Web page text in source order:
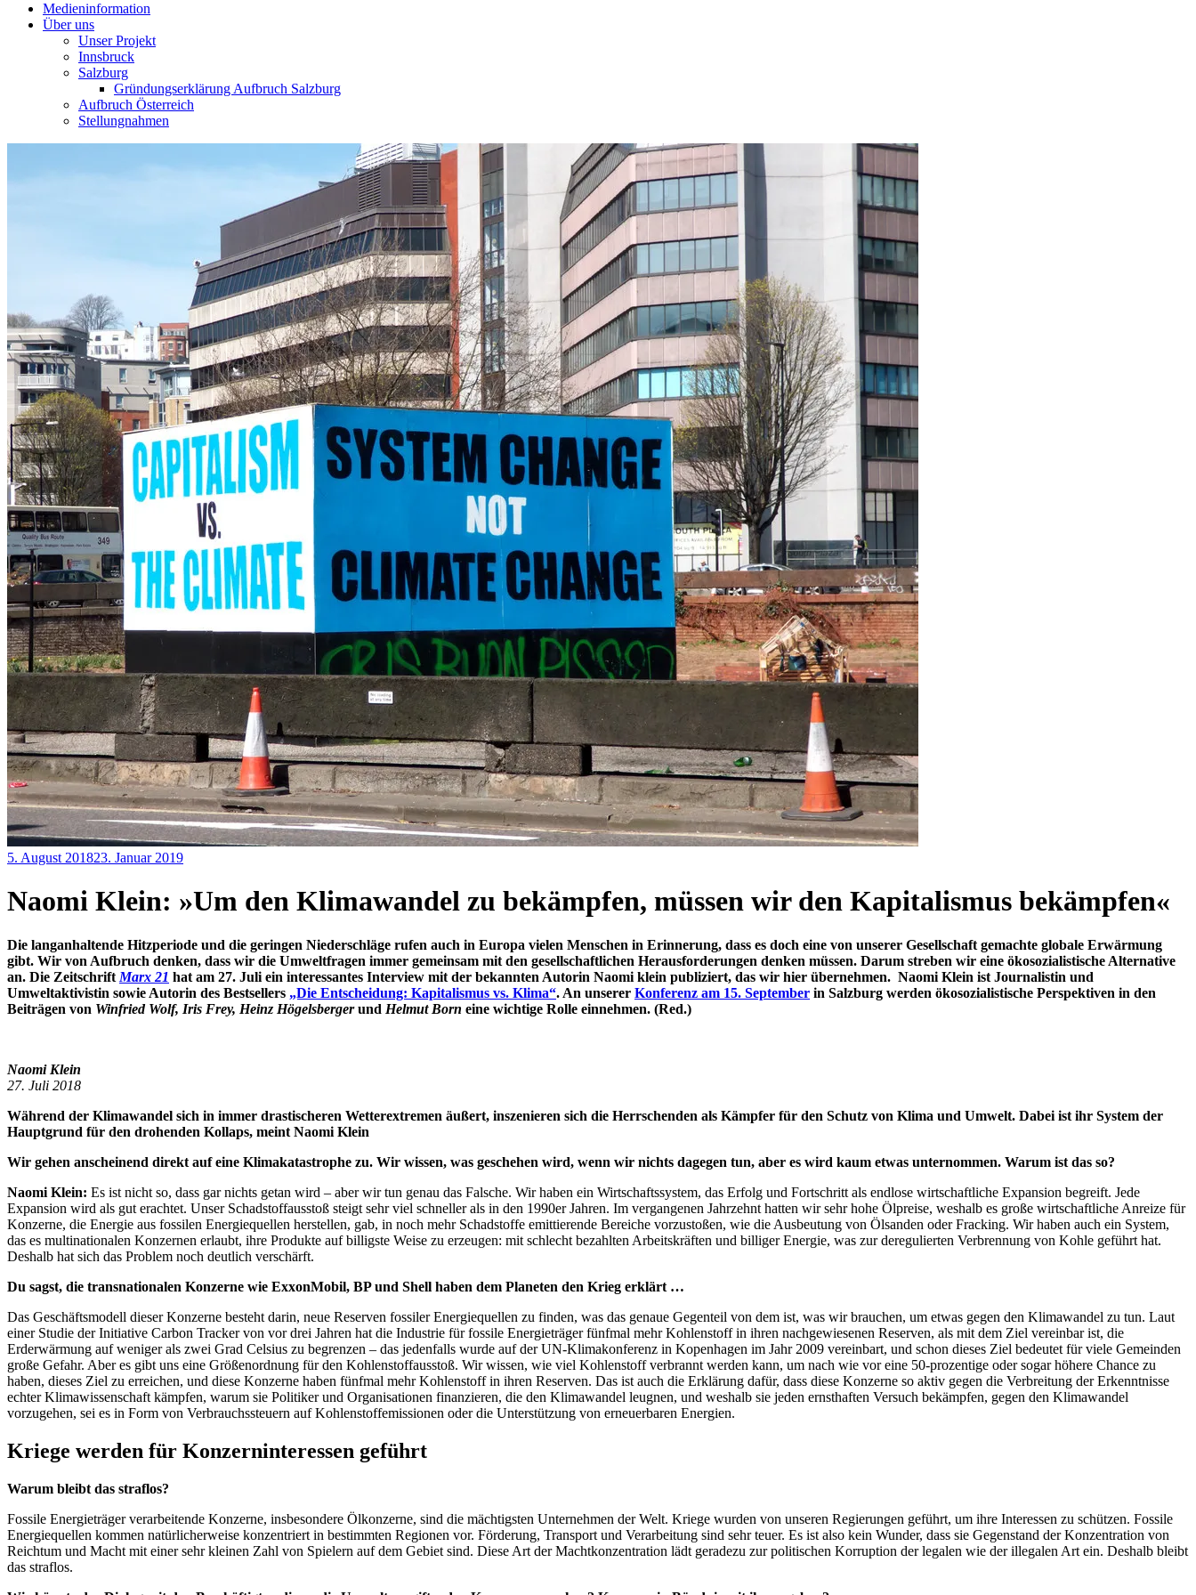
Medieninformation
Über uns
Unser Projekt
Innsbruck
Salzburg
Gründungserklärung Aufbruch Salzburg
Aufbruch Österreich
Stellungnahmen
5. August 201823. Januar 2019
Naomi Klein: »Um den Klimawandel zu bekämpfen, müssen wir den Kapitalismus bekämpfen«
Die langanhaltende Hitzperiode und die geringen Niederschläge rufen auch in Europa vielen Menschen in Erinnerung, dass es doch eine von unserer Gesellschaft gemachte globale Erwärmung
gibt. Wir von Aufbruch denken, dass wir die Umweltfragen immer gemeinsam mit den gesellschaftlichen Herausforderungen denken müssen. Darum streben wir eine ökosozialistische Alternative
an. Die Zeitschrift Marx 21 hat am 27. Juli ein interessantes Interview mit der bekannten Autorin Naomi klein publiziert, das wir hier übernehmen. Naomi Klein ist Journalistin und
Umweltaktivistin sowie Autorin des Bestsellers „Die Entscheidung: Kapitalismus vs. Klima“. An unserer Konferenz am 15. September in Salzburg werden ökosozialistische Perspektiven in den
Beiträgen von Winfried Wolf, Iris Frey, Heinz Högelsbergerund Helmut Born eine wichtige Rolle einnehmen. (Red.)
Naomi Klein
27. Juli 2018
Während der Klimawandel sich in immer drastischeren Wetterextremen äußert, inszenieren sich die Herrschenden als Kämpfer für den Schutz von Klima und Umwelt. Dabei ist ihr System der
Hauptgrund für den drohenden Kollaps, meint Naomi Klein
Wir gehen anscheinend direkt auf eine Klimakatastrophe zu. Wir wissen, was geschehen wird, wenn wir nichts dagegen tun, aber es wird kaum etwas unternommen. Warum ist das so?
Naomi Klein: Es ist nicht so, dass gar nichts getan wird – aber wir tun genau das Falsche. Wir haben ein Wirtschaftssystem, das Erfolg und Fortschritt als endlose wirtschaftliche Expansion begreift. Jede
Expansion wird als gut erachtet. Unser Schadstoffausstoß steigt sehr viel schneller als in den 1990er Jahren. Im vergangenen Jahrzehnt hatten wir sehr hohe Ölpreise, weshalb es große wirtschaftliche Anreize für
Konzerne, die Energie aus fossilen Energiequellen herstellen, gab, in noch mehr Schadstoffe emittierende Bereiche vorzustoßen, wie die Ausbeutung von Ölsanden oder Fracking. Wir haben auch ein System,
das es multinationalen Konzernen erlaubt, ihre Produkte auf billigste Weise zu erzeugen: mit schlecht bezahlten Arbeitskräften und billiger Energie, was zur deregulierten Verbrennung von Kohle geführt hat.
Deshalb hat sich das Problem noch deutlich verschärft.
Du sagst, die transnationalen Konzerne wie ExxonMobil, BP und Shell haben dem Planeten den Krieg erklärt …
Das Geschäftsmodell dieser Konzerne besteht darin, neue Reserven fossiler Energiequellen zu finden, was das genaue Gegenteil von dem ist, was wir brauchen, um etwas gegen den Klimawandel zu tun. Laut
einer Studie der Initiative Carbon Tracker von vor drei Jahren hat die Industrie für fossile Energieträger fünfmal mehr Kohlenstoff in ihren nachgewiesenen Reserven, als mit dem Ziel vereinbar ist, die
Erderwärmung auf weniger als zwei Grad Celsius zu begrenzen – das jedenfalls wurde auf der UN-Klimakonferenz in Kopenhagen im Jahr 2009 vereinbart, und schon dieses Ziel bedeutet für viele Gemeinden
große Gefahr. Aber es gibt uns eine Größenordnung für den Kohlenstoffausstoß. Wir wissen, wie viel Kohlenstoff verbrannt werden kann, um nach wie vor eine 50-prozentige oder sogar höhere Chance zu
haben, dieses Ziel zu erreichen, und diese Konzerne haben fünfmal mehr Kohlenstoff in ihren Reserven. Das ist auch die Erklärung dafür, dass diese Konzerne so aktiv gegen die Verbreitung der Erkenntnisse
echter Klimawissenschaft kämpfen, warum sie Politiker und Organisationen finanzieren, die den Klimawandel leugnen, und weshalb sie jeden ernsthaften Versuch bekämpfen, gegen den Klimawandel
vorzugehen, sei es in Form von Verbrauchssteuern auf Kohlenstoffemissionen oder die Unterstützung von erneuerbaren Energien.
Kriege werden für Konzerninteressen geführt
Warum bleibt das straflos?
Fossile Energieträger verarbeitende Konzerne, insbesondere Ölkonzerne, sind die mächtigsten Unternehmen der Welt. Kriege wurden von unseren Regierungen geführt, um ihre Interessen zu schützen. Fossile
Energiequellen kommen natürlicherweise konzentriert in bestimmten Regionen vor. Förderung, Transport und Verarbeitung sind sehr teuer. Es ist also kein Wunder, dass sie Gegenstand der Konzentration von
Reichtum und Macht mit einer sehr kleinen Zahl von Spielern auf dem Gebiet sind. Diese Art der Machtkonzentration lädt geradezu zur politischen Korruption der legalen wie der illegalen Art ein. Deshalb bleibt
das straflos.